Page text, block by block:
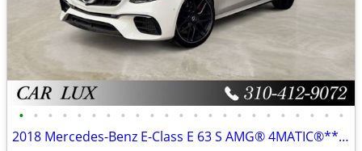
• • • • • • • • • • • • • • • • • • • • • • •
2018 Mercedes-Benz E-Class E 63 S AMG® 4MATIC®** Finance Specialists **